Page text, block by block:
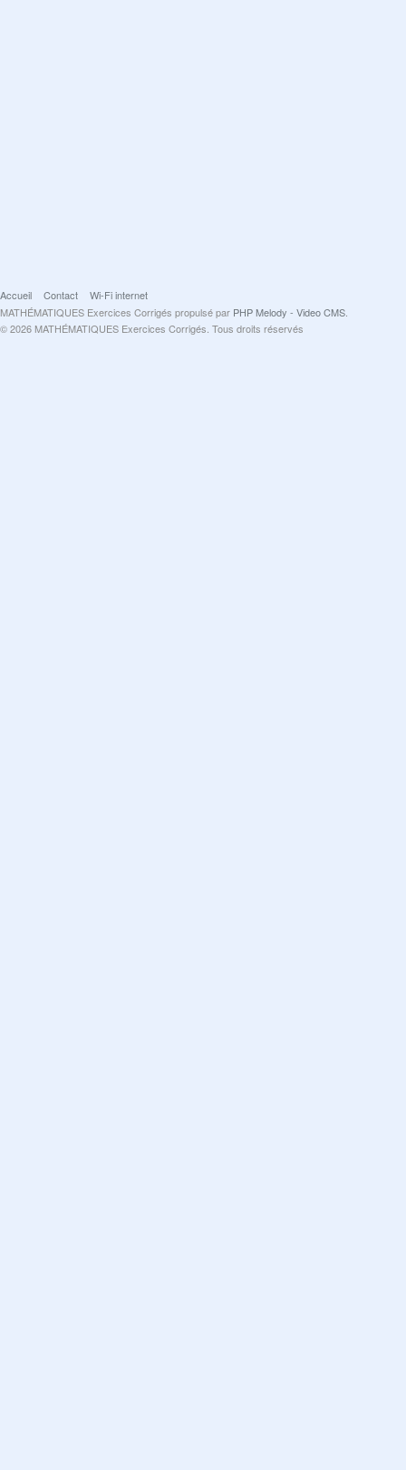
Accueil Contact
Wi-Fi internet
MATHÉMATIQUES Exercices Corrigés propulsé par PHP Melody - Video CMS
© 2026 MATHÉMATIQUES Exercices Corrigés. Tous droits réservés